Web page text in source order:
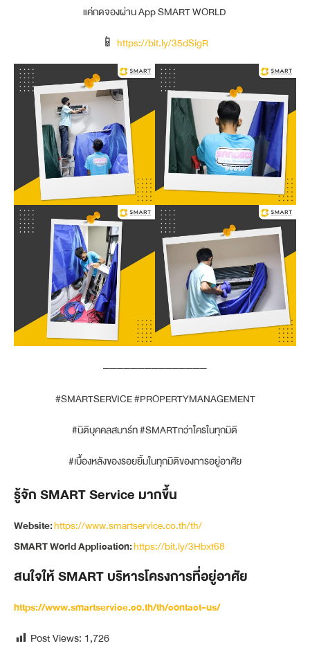
แค่กดจองผ่าน App SMART WORLD
📱 https://bit.ly/35dSigR
———————————————
#SMARTSERVICE #PROPERTYMANAGEMENT
#นิติบุคคลสมาร์ท #SMARTกว่าใครในทุกมิติ
#เบื้องหลังของรอยยิ้มในทุกมิติของการอยู่อาศัย
รู้จัก SMART Service มากขึ้น
Website:https://www.smartservice.co.th/th/
SMART World Application:https://bit.ly/3Hbxt68
สนใจให้ SMART บริหารโครงการที่อยู่อาศัย
https://www.smartservice.co.th/th/contact-us/
Post Views: 1,726